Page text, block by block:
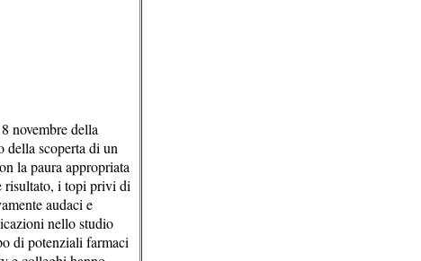
novembre della
scoperta di un
la paura appropriata
risultato, i topi privi di
audaci e
nello studio
di potenziali farmaci